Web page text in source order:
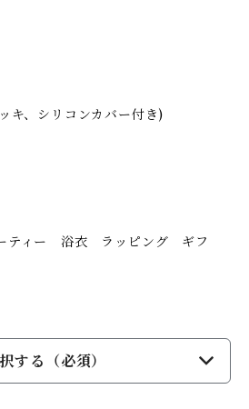
キ、シリコンカバー付き)
ティー 浴衣 ラッピング ギフ
する（必須）